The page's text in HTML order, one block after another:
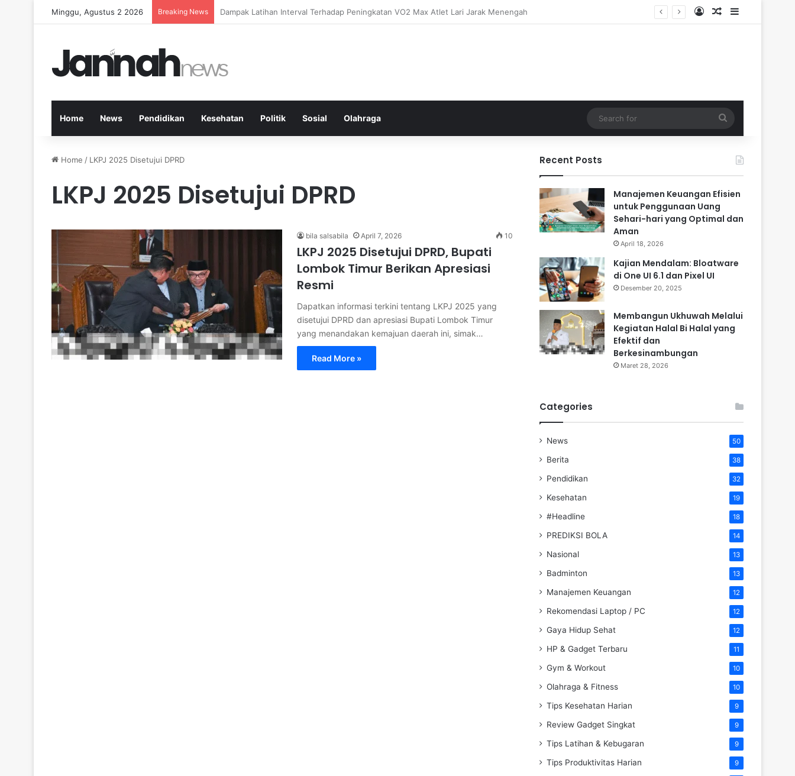
Minggu, Agustus 2 2026 Breaking News Kesehatan Mental: Menggali Hubungan Antara Pikiran, Tubuh, dan Emosi secara Mendalam Log InRandom Article
Sidebar
Home News Pendidikan Kesehatan Politik Sosial Olahraga
for
Home / LKPJ 2025 Disetujui DPRD
LKPJ 2025 Disetujui DPRD
bila salsabila April 7, 2026 10
LKPJ 2025 Disetujui DPRD, Bupati
Lombok Timur Berikan Apresiasi
Resmi
Dapatkan informasi terkini tentang LKPJ 2025 yang
disetujui DPRD dan apresiasi Bupati Lombok Timur
yang menandakan kemajuan daerah ini, simak…
Read More »
Recent Posts
Manajemen Keuangan Efisien
untuk Penggunaan Uang
Sehari-hari yang Optimal dan
Aman
April 18, 2026
Kajian Mendalam: Bloatware
di One UI 6.1 dan Pixel UI
Desember 20, 2025
Membangun Ukhuwah Melalui
Kegiatan Halal Bi Halal yang
Efektif dan
Berkesinambungan
Maret 28, 2026
Categories
News 50
Berita 38
Pendidikan 32
Kesehatan 19
#Headline 18
PREDIKSI BOLA 14
Nasional 13
Badminton 13
Manajemen Keuangan 12
Rekomendasi Laptop / PC 12
Gaya Hidup Sehat 12
HP & Gadget Terbaru 11
Gym & Workout 10
Olahraga & Fitness 10
Tips Kesehatan Harian 9
Review Gadget Singkat 9
Tips Latihan & Kebugaran 9
Tips Produktivitas Harian 9